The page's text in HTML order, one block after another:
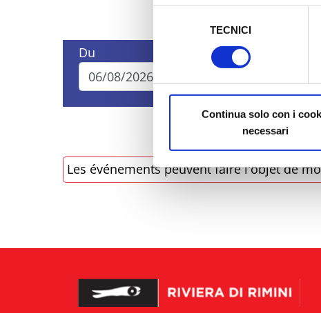
sicurezza a Tutela dei
TECNICI
Continua solo con i
necessari
Du Au
Les événements peuvent faire l'objet de